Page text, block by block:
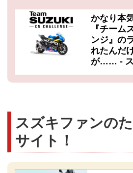
かなり本
『チーム
ンジ』の
れたんだ
が…… - ス
スズキファンの
サイト！